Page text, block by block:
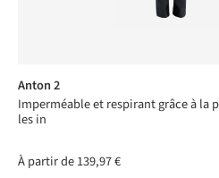
Anton 2
Imperméable et respirant grâce à la
les in
À partir de139,97 €